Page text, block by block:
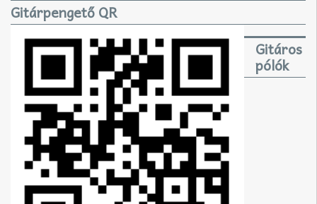
Gitárpengető QR
Gitáros
pólók